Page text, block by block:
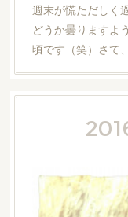
週末が慌ただしく
どうか曇りますよ
頃です（笑）さて